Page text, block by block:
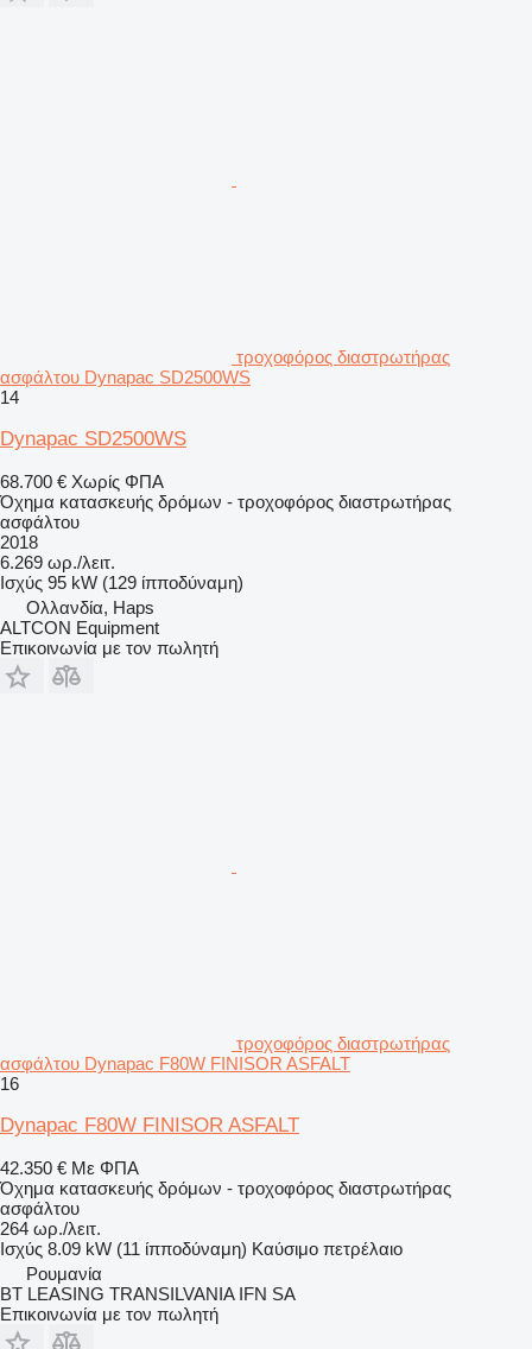
τροχοφόρος διαστρωτήρας
ασφάλτου Dynapac SD2500WS
14
Dynapac SD2500WS
68.700 € Χωρίς ΦΠΑ
Όχημα κατασκευής δρόμων - τροχοφόρος διαστρωτήρας
ασφάλτου
2018
6.269 ωρ./λειτ.
Ισχύς 95 kW (129 ίπποδύναμη)
Ολλανδία, Haps
ALTCON Equipment
Επικοινωνία με τον πωλητή
τροχοφόρος διαστρωτήρας
ασφάλτου Dynapac F80W FINISOR ASFALT
16
Dynapac F80W FINISOR ASFALT
42.350 € Με ΦΠΑ
Όχημα κατασκευής δρόμων - τροχοφόρος διαστρωτήρας
ασφάλτου
264 ωρ./λειτ.
Ισχύς 8.09 kW (11 ίπποδύναμη) Καύσιμο πετρέλαιο
Ρουμανία
BT LEASING TRANSILVANIA IFN SA
Επικοινωνία με τον πωλητή